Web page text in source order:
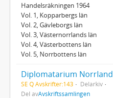
Handelsräkningen 1964
Vol. 1, Kopparbergs län
Vol. 2, Gävleborgs län
Vol. 3, Västernorrlands län
Vol. 4, Västerbottens län
Vol. 5, Norrbottens län
Diplomatarium
SE Q Avskrifter:143
Delarkiv
Del avAvskriftssamlingen